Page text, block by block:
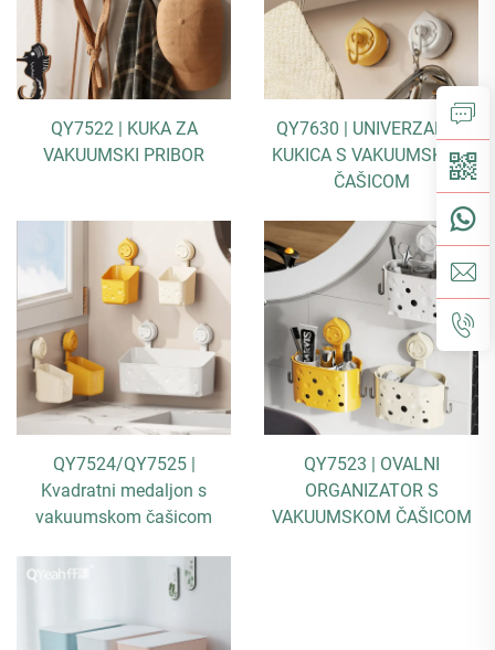
QY7522 | KUKA ZA
VAKUUMSKI PRIBOR
QY7630 | UNIVERZALNA
KUKICA S VAKUUMSKOM
ČAŠICOM
QY7524/QY7525 |
Kvadratni medaljon s
vakuumskom čašicom
QY7523 | OVALNI
ORGANIZATOR S
VAKUUMSKOM ČAŠICOM